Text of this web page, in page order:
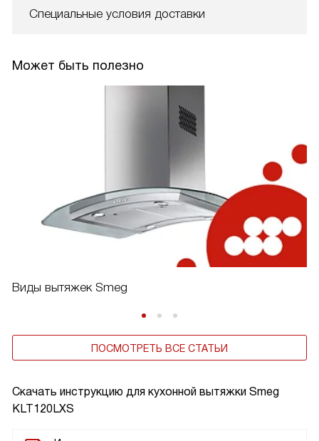
Скачать инструкцию для кухонной вытяжки Smeg
KLT120LXS
Специальные условия доставки
Может быть полезно
Виды вытяжек Smeg
ПОСМОТРЕТЬ ВСЕ СТАТЬИ